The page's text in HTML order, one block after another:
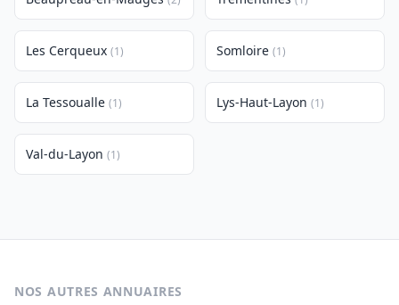
Les Cerqueux (1) Somloire (1)
La Tessoualle (1) Lys-Haut-Layon (1)
Val-du-Layon (1)
NOS AUTRES ANNUAIRES